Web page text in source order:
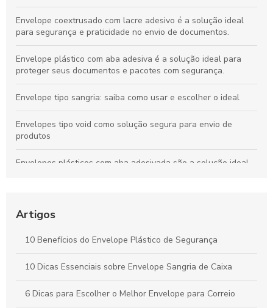
Envelope coextrusado com lacre adesivo é a solução ideal
para segurança e praticidade no envio de documentos.
Envelope plástico com aba adesiva é a solução ideal para
proteger seus documentos e pacotes com segurança.
Envelope tipo sangria: saiba como usar e escolher o ideal
Envelopes tipo void como solução segura para envio de
produtos
Envelopes plásticos com aba adesivada são a solução ideal
ideal para proteger seus documentos e produtos com estilo e
Envelope para e commerce personalizado: como escolher o
ideal para sua marca
Envelope coextrusado com adesivo para proteção e
praticidade
Artigos
10 Benefícios do Envelope Plástico de Segurança
10 Dicas Essenciais sobre Envelope Sangria de Caixa
6 Dicas para Escolher o Melhor Envelope para Correio